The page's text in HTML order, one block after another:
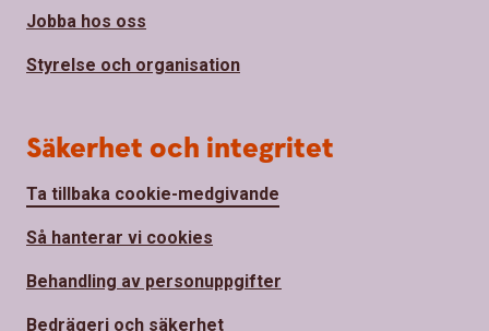
Jobba hos oss
Styrelse och organisation
Säkerhet och integritet
Ta tillbaka cookie-medgivande
Så hanterar vi cookies
Behandling av personuppgifter
Bedrägeri och säkerhet